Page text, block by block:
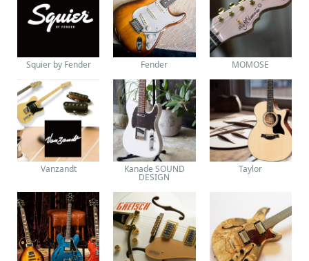
Squier by Fender Fender MOMOSE
Vanzandt Kanade SOUND
DESIGN
Taylor